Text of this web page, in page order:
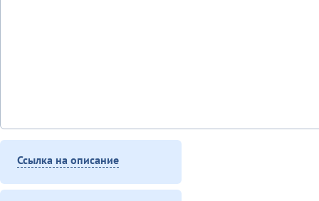
Ссылка на описание